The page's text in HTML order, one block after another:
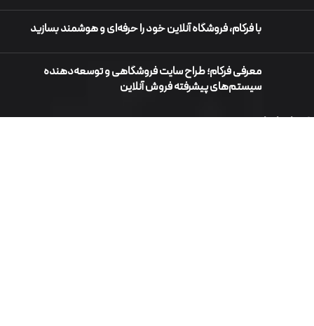
با فرکام، فروشگاه آنلاین خود را حرفه‌ای و هوشمند بسازید
معرفی فرکام؛ طراح سایت فروشگاهی و توسعه‌دهنده
سیستم‌های پیشرفته فروش آنلاین
خدمات اصلی